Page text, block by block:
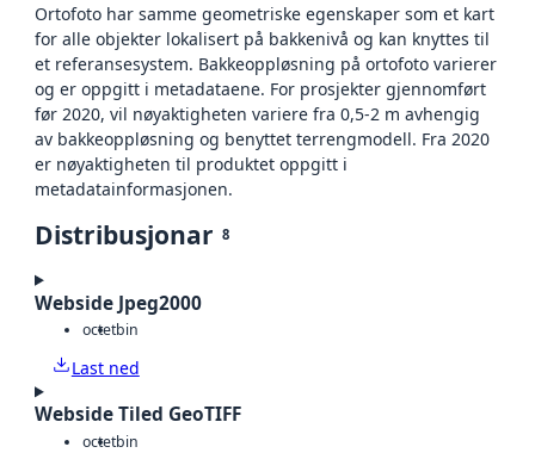
Ortofoto har samme geometriske egenskaper som et kart
for alle objekter lokalisert på bakkenivå og kan knyttes til
et referansesystem. Bakkeoppløsning på ortofoto varierer
og er oppgitt i metadataene. For prosjekter gjennomført
før 2020, vil nøyaktigheten variere fra 0,5-2 m avhengig
av bakkeoppløsning og benyttet terrengmodell. Fra 2020
er nøyaktigheten til produktet oppgitt i
metadatainformasjonen.
Distribusjonar 8
Webside Jpeg2000
octetbin
Last ned
Webside Tiled GeoTIFF
octetbin